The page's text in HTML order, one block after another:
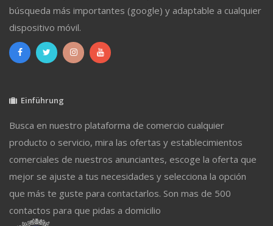
búsqueda más importantes (google) y adaptable a cualquier
dispositivo móvil.
Einführung
Busca en nuestro plataforma de comercio cualquier
producto o servicio, mira las ofertas y establecimientos
comerciales de nuestros anunciantes, escoge la oferta que
mejor se ajuste a tus necesidades y selecciona la opción
que más te guste para contactarlos. Son mas de 500
contactos para que pidas a domicilio